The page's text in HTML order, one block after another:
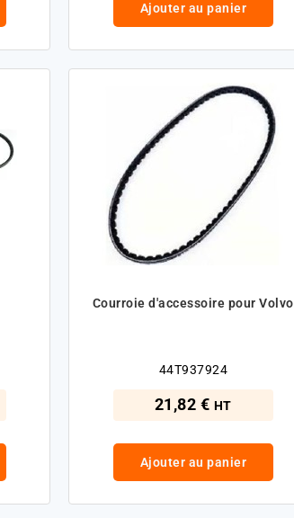
Ajouter au panier
Courroie d'accessoire pour Volvo
44T937924
21,82 € HT
Ajouter au panier